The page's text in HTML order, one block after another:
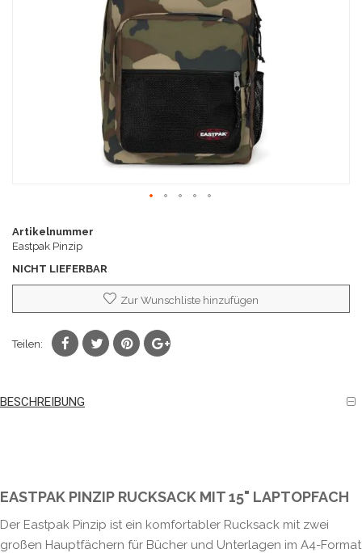
Anfang
der
springen
Artikelnummer
Eastpak Pinzip
NICHT LIEFERBAR
Zur Wunschliste hinzufügen
Teilen:
BESCHREIBUNG
EASTPAK PINZIP RUCKSACK MIT 15" LAPTOPFACH
Der Eastpak Pinzip ist ein komfortabler Rucksack mit zwei
großen Hauptfächern für Bücher und Unterlagen im A4-Format